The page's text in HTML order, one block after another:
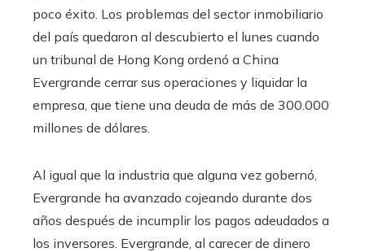
poco éxito. Los problemas del sector inmobiliario
del país quedaron al descubierto el lunes cuando
un tribunal de Hong Kong ordenó a China
Evergrande cerrar sus operaciones y liquidar la
empresa, que tiene una deuda de más de 300.000
millones de dólares.
Al igual que la industria que alguna vez gobernó,
Evergrande ha avanzado cojeando durante dos
años después de incumplir los pagos adeudados a
los inversores. Evergrande, al carecer de dinero